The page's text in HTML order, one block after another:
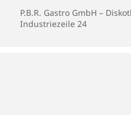
P.B.R. Gastro GmbH –
Industriezeile 24